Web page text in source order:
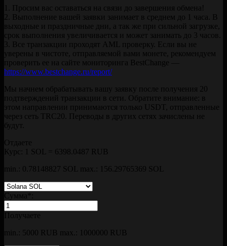
1. Просим вас оставаться на связи до завершения обмена!
2. Выполнение вашей заявки занимает в среднем до 1 часа. В
выходные и праздничные дни, а так же при сильной загрузке,
срок выполнения увеличивается и может занимать до 3 часов.
3. Все транзакции проходят AML проверку. Если вы не
уверены в чистоте, отправляемой вами монете, рекомендуем
проверить ее на сайте мониторинга BestChange —
https://www.bestchange.ru/report/
Мы начнем обрабатывать вашу заявку после получения 20
подтверждений транзакции в сети. Обратите внимание: в
этом направлении принимаются только USDT, отправленные
через сеть TRC20. Переводы в других сетях зачислены не
будут.
Отдаете
Курс:
1 SOL = 6398.0487 RUB
min.: 0.78148827 SOL
max.: 156.29765369 SOL
Сумма
Получаете
min.: 5000 RUB max.: 1000000 RUB